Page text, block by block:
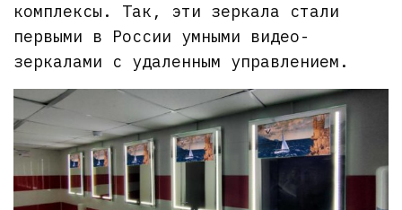
комплексы. Так, эти зеркала стали
первыми в России умными видео-
зеркалами с удаленным управлением.